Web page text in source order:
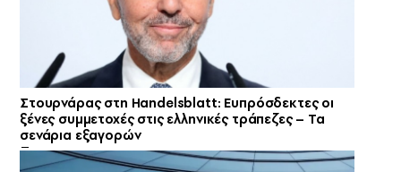
Στουρνάρας στη Handelsblatt: Ευπρόσδεκτες οι
ξένες συμμετοχές στις ελληνικές τράπεζες – Τα
σενάρια εξαγορών